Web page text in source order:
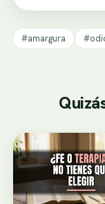
#amargura